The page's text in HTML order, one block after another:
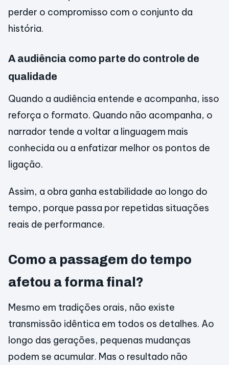
perder o compromisso com o conjunto da
história.
A audiência como parte do controle de
qualidade
Quando a audiência entende e acompanha, isso
reforça o formato. Quando não acompanha, o
narrador tende a voltar a linguagem mais
conhecida ou a enfatizar melhor os pontos de
ligação.
Assim, a obra ganha estabilidade ao longo do
tempo, porque passa por repetidas situações
reais de performance.
Como a passagem do tempo
afetou a forma final?
Mesmo em tradições orais, não existe
transmissão idêntica em todos os detalhes. Ao
longo das gerações, pequenas mudanças
podem se acumular. Mas o resultado não